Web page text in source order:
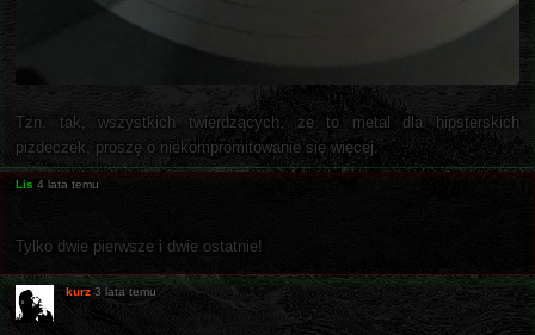
Tzn. tak, wszystkich twierdzących, że to metal dla hipsterskich
pizdeczek, proszę o niekompromitowanie się więcej.
Lis 4 lata temu
Tylko dwie pierwsze i dwie ostatnie!
kurz 3 lata temu